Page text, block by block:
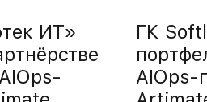
ИТ»
ГК
AIOps-